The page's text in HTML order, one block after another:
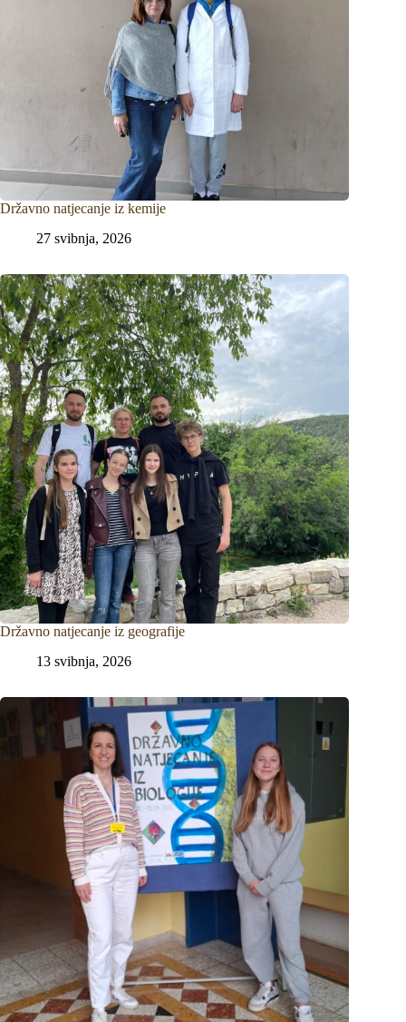
Državno natjecanje iz kemije
27 svibnja, 2026
Državno natjecanje iz geografije
13 svibnja, 2026